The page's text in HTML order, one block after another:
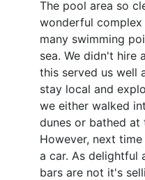
The pool area so
wonderful
many swimming
sea. We didn't hire
this served us well
stay local and
we either walked
dunes or bathed at
However, next
a car. As delightful
bars are not it's